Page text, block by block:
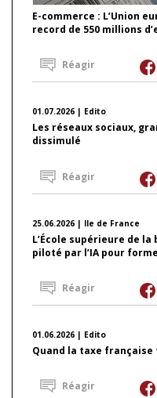
E-commerce : L’Union
record de 550 millions
Réagir
01.07.2026 | Edito
Les réseaux sociaux,
dissimulé
Réagir
25.06.2026 | Ile de France
L’École supérieure de
piloté par l’IA pour
Réagir
01.06.2026 | Edito
Quand la taxe
Réagir